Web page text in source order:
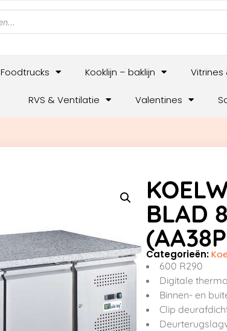
Foodtrucks Kooklijn – baklijn Vitrines
RVS & Ventilatie Valentines
BLAD
Categorieën:
600 R290
Digitale
Binnen- en
Clip